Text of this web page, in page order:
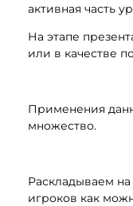
активная часть
На этапе
или в качестве
Применения
множество.
Раскладываем
игроков как